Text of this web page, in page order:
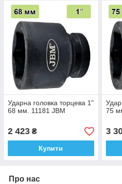
Ударна головка торцева 1"
68 мм. 11181 JBM
2 423 ₴
Купити
75
3
Про нас